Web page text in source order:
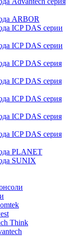
ARBOR
ICP DAS серии
ICP DAS серии
ICP DAS серия
ICP DAS серия
ICP DAS серия
ICP DAS серия
ICP DAS серия
PLANET
SUNIX
Think